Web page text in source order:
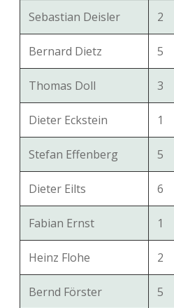
Sebastian Deisler 2
Bernard Dietz 5
Thomas Doll 3
Dieter Eckstein 1
Stefan Effenberg 5
Dieter Eilts 6
Fabian Ernst 1
Heinz Flohe 2
Bernd Förster 5